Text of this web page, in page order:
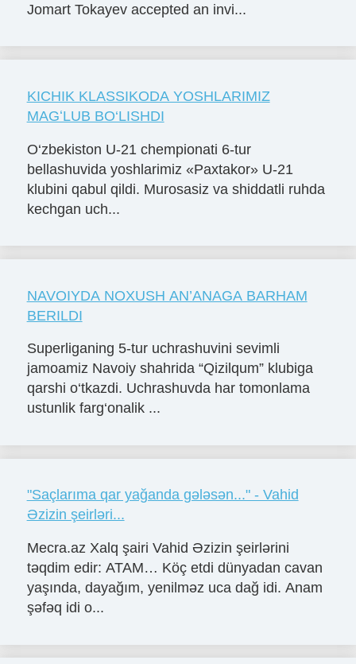
Jomart Tokayev accepted an invi...
KICHIK KLASSIKODA YOSHLARIMIZ
MAGʻLUB BO‘LISHDI
O‘zbekiston U-21 chempionati 6-tur
bellashuvida yoshlarimiz «Paxtakor» U-21
klubini qabul qildi. Murosasiz va shiddatli ruhda
kechgan uch...
NAVOIYDA NOXUSH AN’ANAGA BARHAM
BERILDI
Superliganing 5-tur uchrashuvini sevimli
jamoamiz Navoiy shahrida “Qizilqum” klubiga
qarshi o‘tkazdi. Uchrashuvda har tomonlama
ustunlik farg‘onalik ...
"Saçlarıma qar yağanda gələsən..." - Vahid
Əzizin şeirləri...
Mecra.az Xalq şairi Vahid Əzizin şeirlərini
təqdim edir: ATAM… Köç etdi dünyadan cavan
yaşında, dayağım, yenilməz uca dağ idi. Anam
şəfəq idi o...